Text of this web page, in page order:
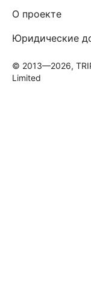
О проекте
Юридические
© 2013—2026,
Limited